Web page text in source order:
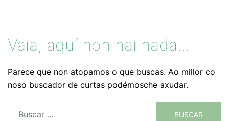
Vaia, aquí non hai nada...
Parece que non atopamos o que buscas. Ao millor co
noso buscador de curtas podémosche axudar.